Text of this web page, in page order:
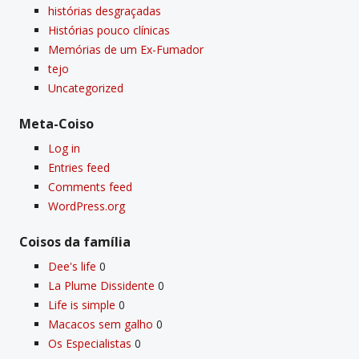
histórias desgraçadas
Histórias pouco clí­nicas
Memórias de um Ex-Fumador
tejo
Uncategorized
Meta-Coiso
Log in
Entries feed
Comments feed
WordPress.org
Coisos da famí­lia
Dee's life 0
La Plume Dissidente 0
Life is simple 0
Macacos sem galho 0
Os Especialistas 0